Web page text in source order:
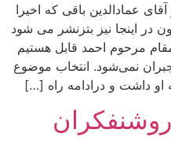
عمادالدین باقی که اخیرا
در اینجا نیز بتزنشر می شود
مرحوم احمد قابل هستیم
نمی‌شود. انتخاب موضوع
داشت و درادامه راه […]